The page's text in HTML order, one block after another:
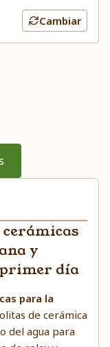
Cambiar
cerámicas
y
día
para la
de cerámica
del agua para